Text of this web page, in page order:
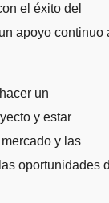
el éxito del
apoyo continuo
un
y estar
y las
oportunidades